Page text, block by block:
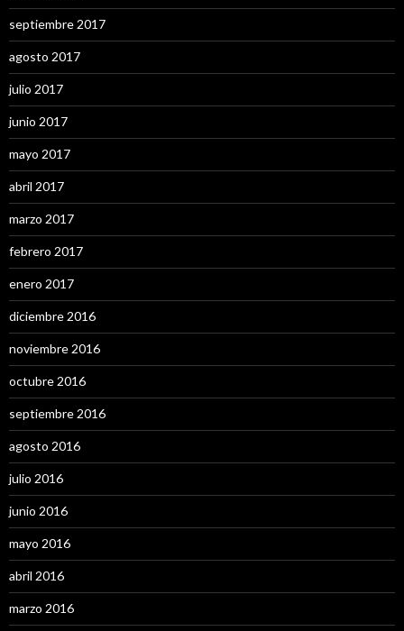
septiembre 2017
agosto 2017
julio 2017
junio 2017
mayo 2017
abril 2017
marzo 2017
febrero 2017
enero 2017
diciembre 2016
noviembre 2016
octubre 2016
septiembre 2016
agosto 2016
julio 2016
junio 2016
mayo 2016
abril 2016
marzo 2016